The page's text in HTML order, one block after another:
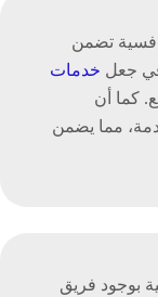
تضمن
في جعل خدمات
كما أن
مما يضمن
بوجود فريق